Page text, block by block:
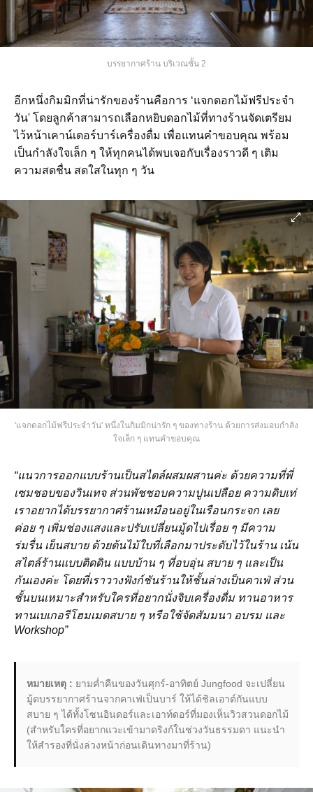
บรรยากาศร้าน บริเวณชั้น 2
อีกหนึ่งกิมมิกที่น่ารักของร้านคือการ ‘แจกดอกไม้ฟรีประจำ
วัน' โดยลูกค้าสามารถเลือกหยิบดอกไม้ที่ทางร้านจัดเตรียม
ไว้หน้าเคาน์เตอร์บาร์เครื่องดื่ม เพื่อแทนคำขอบคุณ พร้อม
เป็นกำลังใจเล็ก ๆ ให้ทุกคนได้พบเจอกับเรื่องราวดี ๆ เติม
ความสดชื่น สดใสในทุก ๆ วัน
'แจกดอกไม้ฟรีประจำวัน' หนึ่งในกิมมิกน่ารัก ๆ ของทางร้าน ด้วยการส่งมอบกำลัง
ใจเล็ก ๆ แทนคำขอบคุณ
“แนวการออกแบบร้านเป็นสไตล์ผสมผสานค่ะ ด้วยความที่พี่
เซมชอบของวินเทจ ส่วนพัชชอบความปูนเปลือย ความดิบเท่
เราอยากได้บรรยากาศร้านเหมือนอยู่ในเรือนกระจก เลย
ค่อย ๆ เพิ่มช่องแสงและปรับเปลี่ยนมู้ดไปเรื่อย ๆ มีความ
ร่มรื่น เย็นสบาย ด้วยต้นไม้ใบที่เลือกมาประดับไว้ในร้าน เน้น
สไตล์ร้านแบบติดดิน แบบบ้าน ๆ ที่อบอุ่น สบาย ๆ และเป็น
กันเองค่ะ โดยที่เราวางฟังก์ชันร้านให้ชั้นล่างเป็นคาเฟ่ ส่วน
ชั้นบนเหมาะสำหรับใครที่อยากนั่งจิบเครื่องดื่ม ทานอาหาร
ทานเบเกอรีโฮมเมดสบาย ๆ หรือใช้จัดสัมมนา อบรม และ
Workshop”
หมายเหตุ : ยามค่ำคืนของวันศุกร์-อาทิตย์ Jungfood จะเปลี่ยน
มู้ดบรรยากาศร้านจากคาเฟ่เป็นบาร์ ให้ได้ชิลเอาต์กันแบบ
สบาย ๆ ได้ทั้งโซนอินดอร์และเอาท์ดอร์ที่มองเห็นวิวสวนดอกไม้
(สำหรับใครที่อยากแวะเข้ามาดริงก์ในช่วงวันธรรมดา แนะนำ
ให้สำรองที่นั่งล่วงหน้าก่อนเดินทางมาที่ร้าน)